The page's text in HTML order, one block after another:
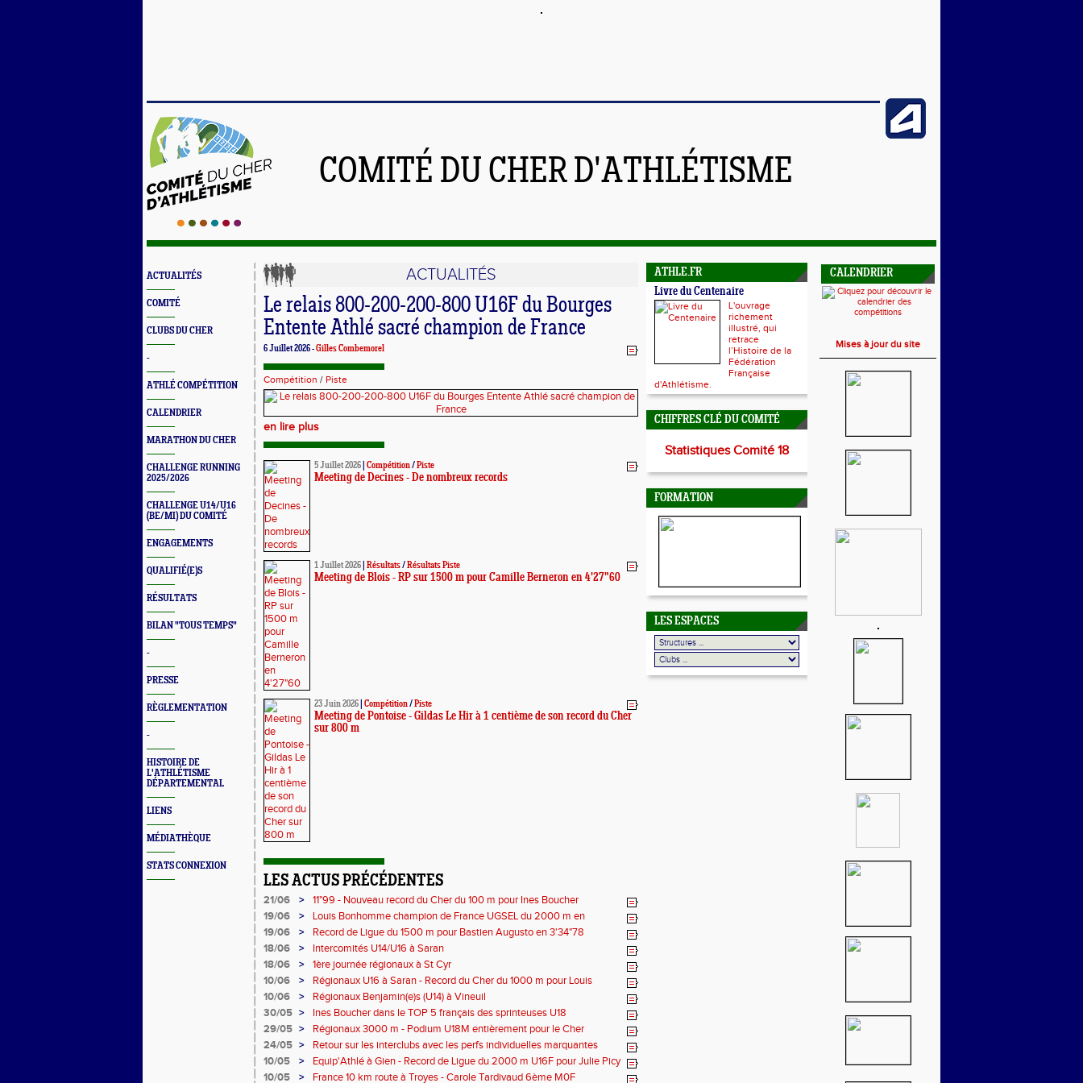
COMITÉ DU CHER D'ATHLÉTISME
ACTUALITÉS
COMITÉ
CLUBS DU CHER
-
ATHLÉ COMPÉTITION
CALENDRIER
MARATHON DU CHER
CHALLENGE RUNNING
2025/2026
CHALLENGE U14/U16
(BE/MI) DU COMITÉ
ENGAGEMENTS
QUALIFIÉ(E)S
RÉSULTATS
BILAN "TOUS TEMPS"
-
PRESSE
RÈGLEMENTATION
-
HISTOIRE DE
L'ATHLÉTISME
DÉPARTEMENTAL
LIENS
MÉDIATHÈQUE
STATS CONNEXION
ACTUALITÉS
Le relais 800-200-200-800 U16F du Bourges
Entente Athlé sacré champion de France
6 Juillet 2026 -Gilles Combemorel
Compétition / Piste
en lire plus
5 Juillet 2026 Compétition/Piste
Meeting de Decines - De nombreux records
1 Juillet 2026 Résultats/Résultats Piste
Meeting de Blois - RP sur 1500 m pour Camille Berneron en 4'27"60
23 Juin 2026 Compétition/Piste
Meeting de Pontoise - Gildas Le Hir à 1 centième de son record du Cher
sur 800 m
LES ACTUS PRÉCÉDENTES
21/06 >
11"99 - Nouveau record du Cher du 100 m pour Ines Boucher
19/06
>
Louis Bonhomme champion de France UGSEL du 2000 m en
5'45"83
19/06 >
Record de Ligue du 1500 m pour Bastien Augusto en 3'34"78
18/06
>
Intercomités U14/U16 à Saran
18/06
>
1ère journée régionaux à St Cyr
10/06
>
Régionaux U16 à Saran - Record du Cher du 1000 m pour Louis
Bonhomme - 2'38"80
10/06 >
Régionaux Benjamin(e)s (U14) à Vineuil
30/05 >
Ines Boucher dans le TOP 5 français des sprinteuses U18
29/05 >
Régionaux 3000 m - Podium U18M entièrement pour le Cher
24/05 >
Retour sur les interclubs avec les perfs individuelles marquantes
10/05
>
Equip'Athlé à Gien - Record de Ligue du 2000 m U16F pour Julie Picy
en 6'33"53
10/05 > France 10 km route à Troyes - Carole Tardivaud 6ème M0F
ATHLE.FR
Livre du Centenaire
L'ouvrage
richement
illustré, qui
retrace
l’Histoire de la
Fédération
Française
d'Athlétisme.
CHIFFRES CLÉ DU COMITÉ
Statistiques Comité 18
FORMATION
LES ESPACES
CALENDRIER
Mises à jour du site